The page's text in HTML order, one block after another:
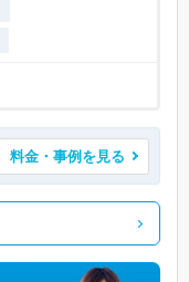
料金・事例を見る